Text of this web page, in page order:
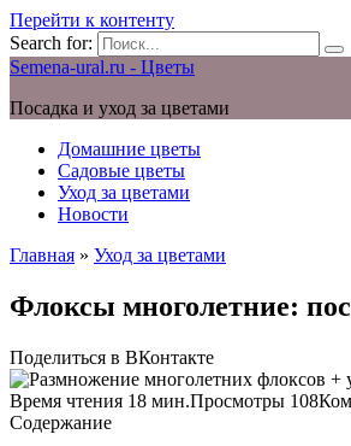
Перейти к контенту
Search for:
Semena-ural.ru - Цветы
Посадка и уход за цветами
Домашние цветы
Садовые цветы
Уход за цветами
Новости
Главная » Уход за цветами
Флоксы многолетние:
Поделиться в ВКонтакте
Время чтения 18 мин.Просмотры 108
Содержание